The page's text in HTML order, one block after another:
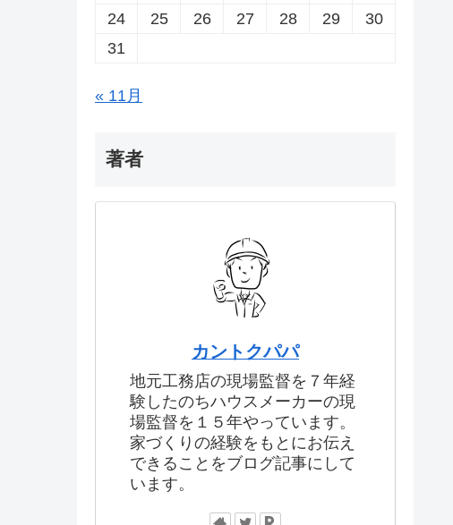
24
25 26 27 28 29
30
31
« 11月
著者
カントクパパ
地元工務店の現場監督を７年経
験したのちハウスメーカーの現
場監督を１５年やっています。
家づくりの経験をもとにお伝え
できることをブログ記事にして
います。